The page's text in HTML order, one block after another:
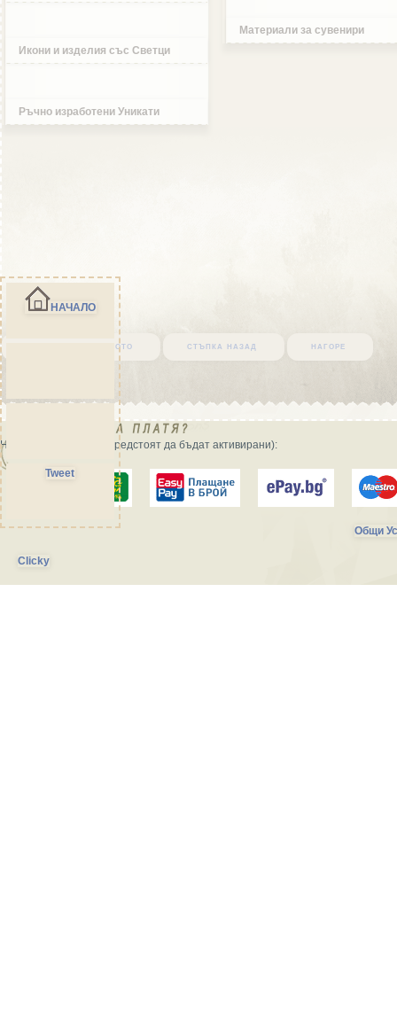
Икони и изделия със Светци
Ръчно изработени Уникати
Материали за сувенири
върни се в началото стъпка назад нагоре
Начини на плащане (предстоят да бъдат активирани):
Общи
Clicky
НАЧАЛО
Tweet